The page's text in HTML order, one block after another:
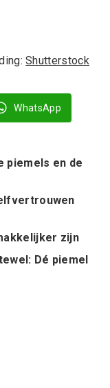
Shutterstock
WhatsApp
piemels en de
zijn
Dé piemel